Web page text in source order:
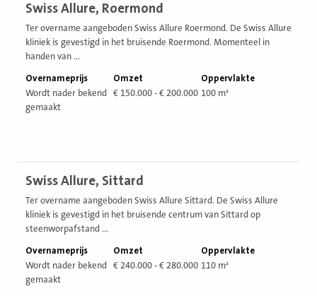
Swiss Allure, Roermond
Ter overname aangeboden Swiss Allure Roermond. De Swiss Allure
kliniek is gevestigd in het bruisende Roermond. Momenteel in
handen van ...
Overnameprijs
Wordt nader bekend
gemaakt
Omzet
€ 150.000 - € 200.000
Oppervlakte
100 m²
vestiging
Swiss Allure, Sittard
Ter overname aangeboden Swiss Allure Sittard. De Swiss Allure
kliniek is gevestigd in het bruisende centrum van Sittard op
steenworpafstand ...
Overnameprijs
Wordt nader bekend
gemaakt
Omzet
€ 240.000 - € 280.000
Oppervlakte
110 m²
vestiging